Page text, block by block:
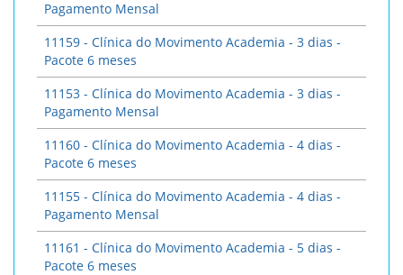
Pagamento Mensal
11159 - Clínica do Movimento Academia - 3 dias -
Pacote 6 meses
11153 - Clínica do Movimento Academia - 3 dias -
Pagamento Mensal
11160 - Clínica do Movimento Academia - 4 dias -
Pacote 6 meses
11155 - Clínica do Movimento Academia - 4 dias -
Pagamento Mensal
11161 - Clínica do Movimento Academia - 5 dias -
Pacote 6 meses